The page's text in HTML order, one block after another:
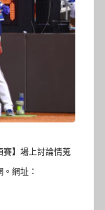
賽】場上討論情蒐
網址：